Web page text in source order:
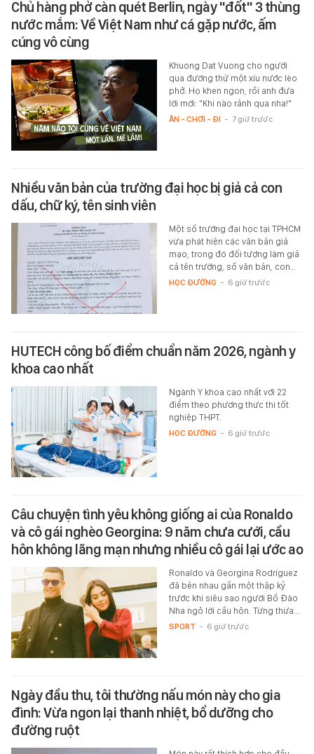
Chủ hàng phở càn quét Berlin, ngày "đốt" 3 thùng
nước mắm: Về Việt Nam như cá gặp nước, ấm
cúng vô cùng
Khuong Dat Vuong cho người
qua đường thử một xíu nước lèo
phở. Họ khen ngon, rồi anh đưa
lời mời: "Khi nào rảnh qua nha!"
ĂN - CHƠI - ĐI - 7 giờ trước
Nhiều văn bản của trường đại học bị giả cả con
dấu, chữ ký, tên sinh viên
Một số trường đại học tại TPHCM
vừa phát hiện các văn bản giả
mạo, trong đó đối tượng làm giả
cả tên trường, số văn bản, con…
HỌC ĐƯỜNG - 6 giờ trước
HUTECH công bố điểm chuẩn năm 2026, ngành y
khoa cao nhất
Ngành Y khoa cao nhất với 22
điểm theo phương thức thi tốt
nghiệp THPT.
HỌC ĐƯỜNG - 6 giờ trước
Câu chuyện tình yêu không giống ai của Ronaldo
và cô gái nghèo Georgina: 9 năm chưa cưới, cầu
hôn không lãng mạn nhưng nhiều cô gái lại ước ao
Ronaldo và Georgina Rodríguez
đã bên nhau gần một thập kỷ
trước khi siêu sao người Bồ Đào
Nha ngỏ lời cầu hôn. Từng thừa…
SPORT - 6 giờ trước
Ngày đầu thu, tôi thường nấu món này cho gia
đình: Vừa ngon lại thanh nhiệt, bổ dưỡng cho
đường ruột